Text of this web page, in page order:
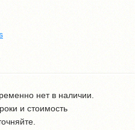
нет в наличии.
и стоимость